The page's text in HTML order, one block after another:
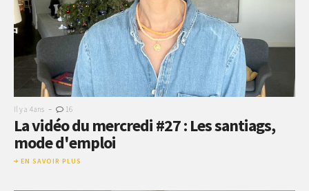
Il y a 4 ans - 16
La vidéo du mercredi #27 : Les santiags,
mode d'emploi
EN SAVOIR PLUS